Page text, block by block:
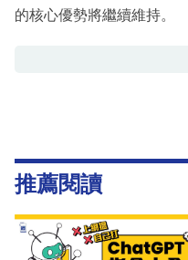
的核心優勢將繼續維持。
推薦閱讀